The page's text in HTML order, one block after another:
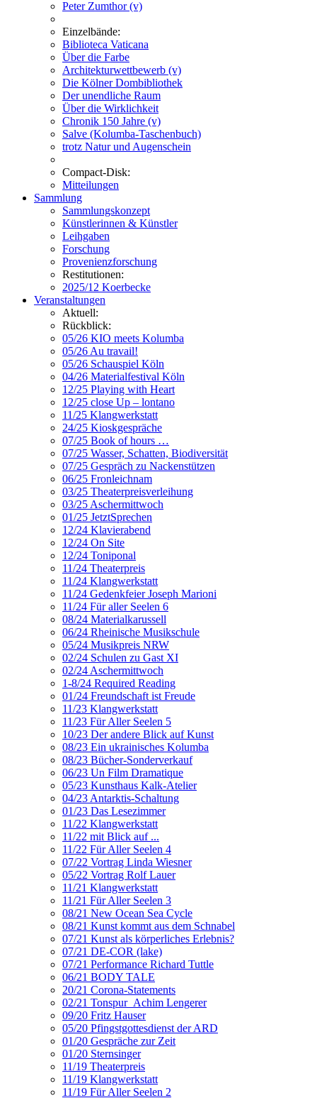
Peter Zumthor (v)
Einzelbände:
Biblioteca Vaticana
Über die Farbe
Architekturwettbewerb (v)
Die Kölner Dombibliothek
Der unendliche Raum
Über die Wirklichkeit
Chronik 150 Jahre (v)
Salve (Kolumba-Taschenbuch)
trotz Natur und Augenschein
Compact-Disk:
Mitteilungen
Sammlung
Sammlungskonzept
Künstlerinnen & Künstler
Leihgaben
Forschung
Provenienzforschung
Restitutionen:
2025/12 Koerbecke
Veranstaltungen
Aktuell:
Rückblick:
05/26 KIO meets Kolumba
05/26 Au travail!
05/26 Schauspiel Köln
04/26 Materialfestival Köln
12/25 Playing with Heart
12/25 close Up – lontano
11/25 Klangwerkstatt
24/25 Kioskgespräche
07/25 Book of hours …
07/25 Wasser, Schatten, Biodiversität
07/25 Gespräch zu Nackenstützen
06/25 Fronleichnam
03/25 Theaterpreisverleihung
03/25 Aschermittwoch
01/25 JetztSprechen
12/24 Klavierabend
12/24 On Site
12/24 Toniponal
11/24 Theaterpreis
11/24 Klangwerkstatt
11/24 Gedenkfeier Joseph Marioni
11/24 Für aller Seelen 6
08/24 Materialkarussell
06/24 Rheinische Musikschule
05/24 Musikpreis NRW
02/24 Schulen zu Gast XI
02/24 Aschermittwoch
1-8/24 Required Reading
01/24 Freundschaft ist Freude
11/23 Klangwerkstatt
11/23 Für Aller Seelen 5
10/23 Der andere Blick auf Kunst
08/23 Ein ukrainisches Kolumba
08/23 Bücher-Sonderverkauf
06/23 Un Film Dramatique
05/23 Kunsthaus Kalk-Atelier
04/23 Antarktis-Schaltung
01/23 Das Lesezimmer
11/22 Klangwerkstatt
11/22 mit Blick auf ...
11/22 Für Aller Seelen 4
07/22 Vortrag Linda Wiesner
05/22 Vortrag Rolf Lauer
11/21 Klangwerkstatt
11/21 Für Aller Seelen 3
08/21 New Ocean Sea Cycle
08/21 Kunst kommt aus dem Schnabel
07/21 Kunst als körperliches Erlebnis?
07/21 DE-COR (lake)
07/21 Performance Richard Tuttle
06/21 BODY TALE
20/21 Corona-Statements
02/21 Tonspur_Achim Lengerer
09/20 Fritz Hauser
05/20 Pfingstgottesdienst der ARD
01/20 Gespräche zur Zeit
01/20 Sternsinger
11/19 Theaterpreis
11/19 Klangwerkstatt
11/19 Für Aller Seelen 2